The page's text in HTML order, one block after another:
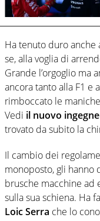
Ha tenuto duro anche
se, alla voglia di
Grande l’orgoglio ma
ancora tanto alla F1 e
rimboccato le
Vedi il nuovo
trovato da subito la
Il cambio dei
monoposto, gli hanno
brusche macchine ad
sulla sua schiena. Ha
Loic Serra che lo